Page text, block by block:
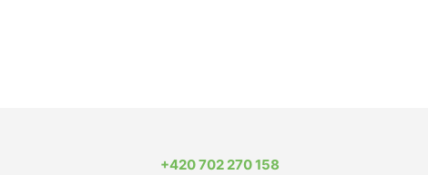
+420 702 270 158